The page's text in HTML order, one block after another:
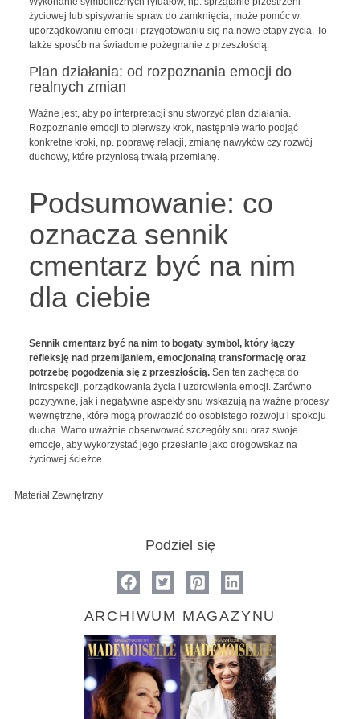
życiowej lub spisywanie spraw do zamknięcia, może pomóc w
uporządkowaniu emocji i przygotowaniu się na nowe etapy życia. To
także sposób na świadome pożegnanie z przeszłością.
Plan działania: od rozpoznania emocji do
realnych zmian
Ważne jest, aby po interpretacji snu stworzyć plan działania.
Rozpoznanie emocji to pierwszy krok, następnie warto podjąć
konkretne kroki, np. poprawę relacji, zmianę nawyków czy rozwój
duchowy, które przyniosą trwałą przemianę.
Podsumowanie: co
oznacza sennik
cmentarz być na nim
dla ciebie
Sennik cmentarz być na nim to bogaty symbol, który łączy
refleksję nad przemijaniem, emocjonalną transformację oraz
potrzebę pogodzenia się z przeszłością.Sen ten zachęca do
introspekcji, porządkowania życia i uzdrowienia emocji. Zarówno
pozytywne, jak i negatywne aspekty snu wskazują na ważne procesy
wewnętrzne, które mogą prowadzić do osobistego rozwoju i spokoju
ducha. Warto uważnie obserwować szczegóły snu oraz swoje
emocje, aby wykorzystać jego przesłanie jako drogowskaz na
życiowej ścieżce.
Materiał Zewnętrzny
Podziel się
ARCHIWUM MAGAZYNU